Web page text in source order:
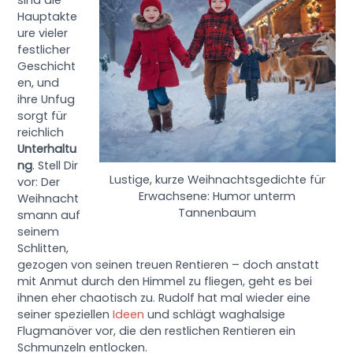
Lustige, kurze Weihnachtsgedichte für
Erwachsene: Humor unterm
Tannenbaum
Hauptakte
ure vieler
festlicher
Geschicht
en, und
ihre Unfug
sorgt für
reichlich
Unterhaltu
ng. Stell Dir
vor: Der
Weihnacht
smann auf
seinem
Schlitten,
gezogen von seinen treuen Rentieren – doch anstatt
mit Anmut durch den Himmel zu fliegen, geht es bei
ihnen eher chaotisch zu. Rudolf hat mal wieder eine
seiner speziellenIdeen und schlägt waghalsige
Flugmanöver vor, die den restlichen Rentieren ein
Schmunzeln entlocken.